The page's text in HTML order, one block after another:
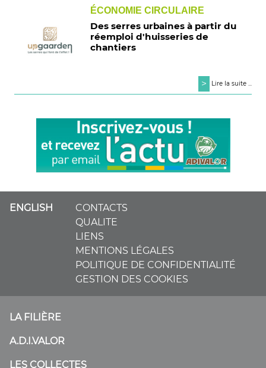
ÉCONOMIE CIRCULAIRE
Des serres urbaines à partir du
réemploi d'huisseries de
chantiers
> Lire la suite ...
ENGLISH
CONTACTS
QUALITE
LIENS
MENTIONS LÉGALES
POLITIQUE DE CONFIDENTIALITÉ
GESTION DES COOKIES
LA FILIÈRE
A.D.I.VALOR
LES COLLECTES